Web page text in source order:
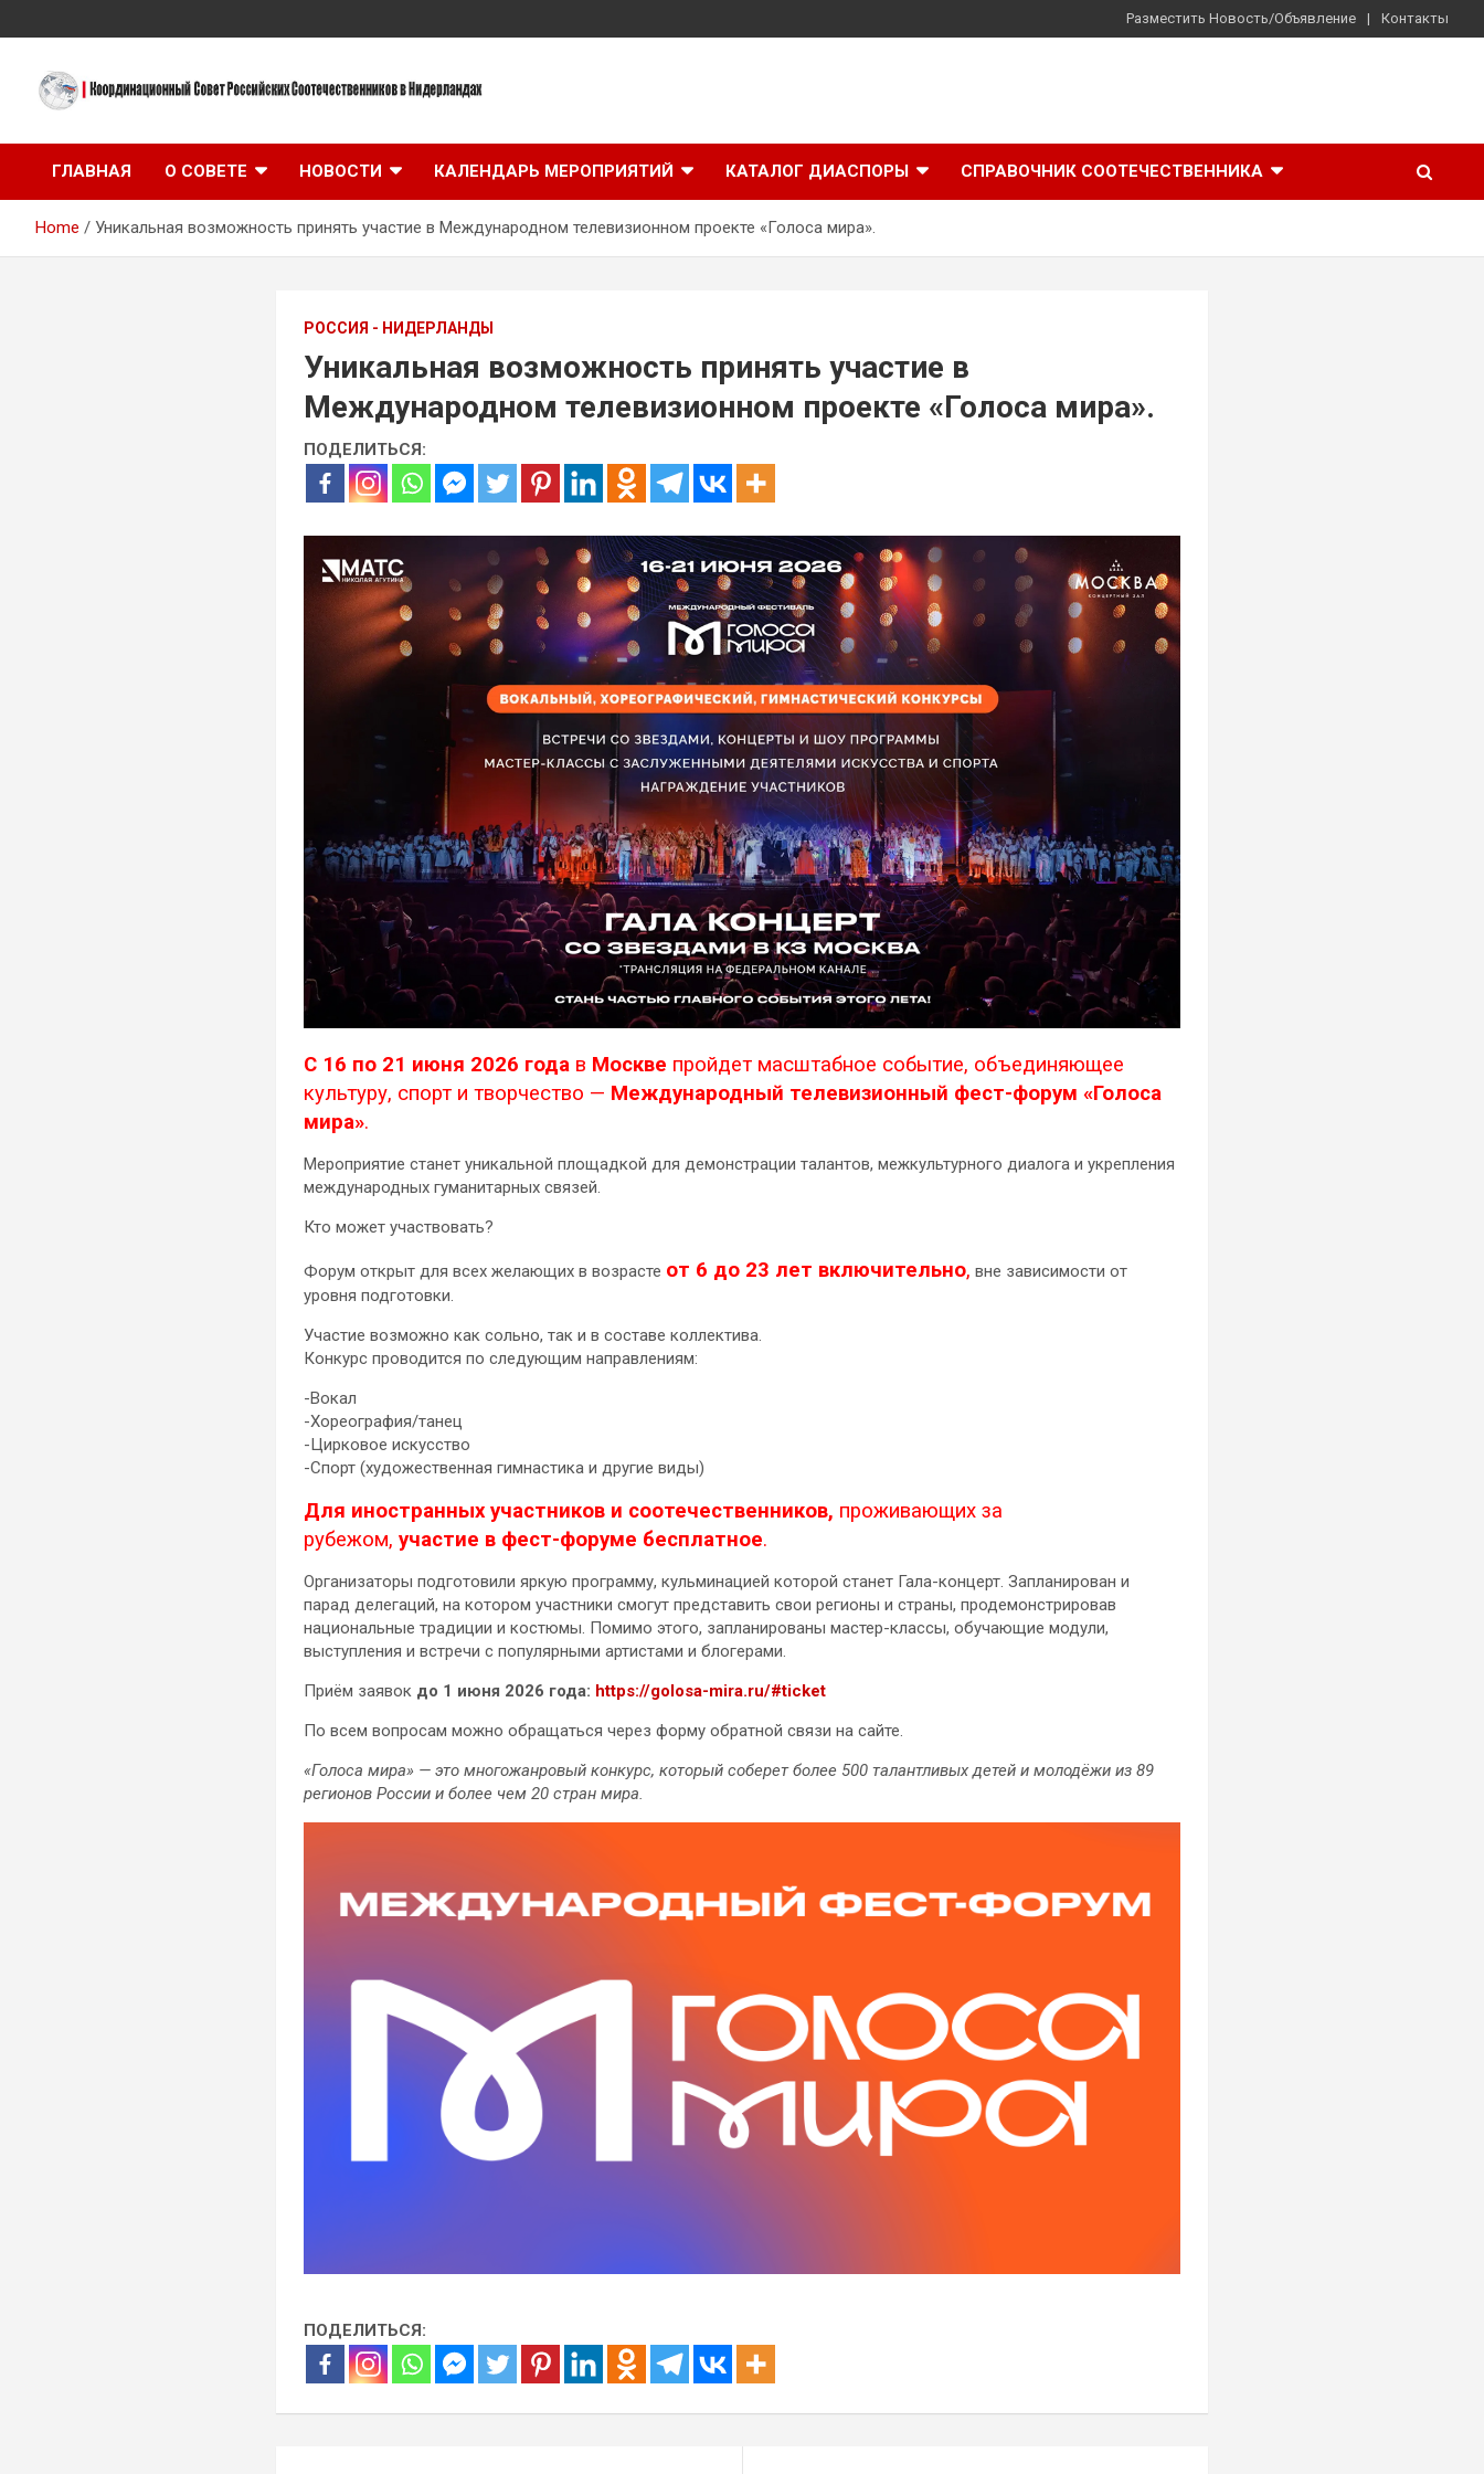
to
Разместить Новость/Объявление Контакты
Координационный
Совет Российских
Соотечественников в
Нидерландах
Нидерландах
ГЛАВНАЯ
О СОВЕТЕ НОВОСТИ КАЛЕНДАРЬ МЕРОПРИЯТИЙ КАТАЛОГ ДИАСПОРЫ СПРАВОЧНИК СООТЕЧЕСТВЕННИКА
Home Уникальная возможность принять участие в Международном телевизионном проекте «Голоса мира».
РОССИЯ - НИДЕРЛАНДЫ
Уникальная возможность принять участие в
Международном телевизионном проекте «Голоса мира».
ПОДЕЛИТЬСЯ:
С 16 по 21 июня 2026 года в Москве пройдет масштабное событие, объединяющее
культуру, спорт и творчество — Международный телевизионный фест-форум «Голоса
мира».
Мероприятие станет уникальной площадкой для демонстрации талантов, межкультурного диалога и укрепления
международных гуманитарных связей.
Кто может участвовать?
Форум открыт для всех желающих в возрасте от 6 до 23 лет включительно, вне зависимости от
уровня подготовки.
Участие возможно как сольно, так и в составе коллектива.
Конкурс проводится по следующим направлениям:
-Вокал
-Хореография/танец
-Цирковое искусство
-Спорт (художественная гимнастика и другие виды)
Для иностранных участников и соотечественников, проживающих за
рубежом,участие в фест-форуме бесплатное.
Организаторы подготовили яркую программу, кульминацией которой станет Гала-концерт. Запланирован и
парад делегаций, на котором участники смогут представить свои регионы и страны, продемонстрировав
национальные традиции и костюмы. Помимо этого, запланированы мастер-классы, обучающие модули,
выступления и встречи с популярными артистами и блогерами.
Приём заявок до 1 июня 2026 года: https://golosa-mira.ru/#ticket
По всем вопросам можно обращаться через форму обратной связи на сайте.
«Голоса мира» — это многожанровый конкурс, который соберет более 500 талантливых детей и молодёжи из 89
регионов России и более чем 20 стран мира.
ПОДЕЛИТЬСЯ: